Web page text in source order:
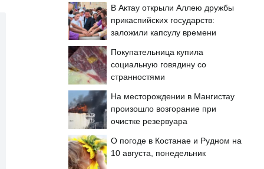
В Актау открыли Аллею дружбы
прикаспийских государств:
заложили капсулу времени
Покупательница купила
социальную говядину со
странностями
На месторождении в Мангистау
произошло возгорание при
очистке резервуара
О погоде в Костанае и Рудном на
10 августа, понедельник